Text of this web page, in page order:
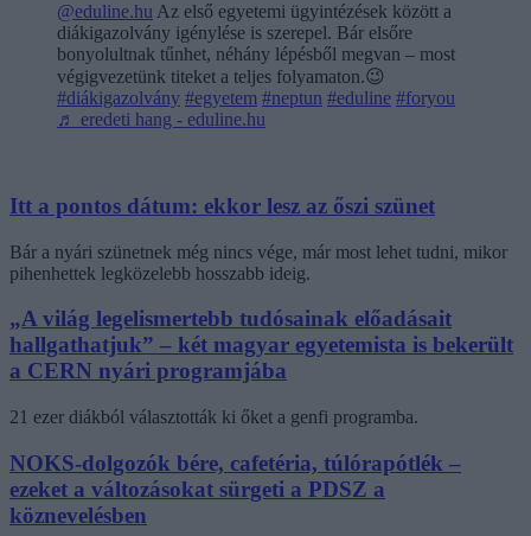
@eduline.hu Az első egyetemi ügyintézések között a
diákigazolvány igénylése is szerepel. Bár elsőre
bonyolultnak tűnhet, néhány lépésből megvan – most
végigvezetünk titeket a teljes folyamaton.😉
#diákigazolvány #egyetem #neptun #eduline #foryou
♬ eredeti hang - eduline.hu
Itt a pontos dátum: ekkor lesz az őszi szünet
Bár a nyári szünetnek még nincs vége, már most lehet tudni, mikor
pihenhettek legközelebb hosszabb ideig.
„A világ legelismertebb tudósainak előadásait
hallgathatjuk” – két magyar egyetemista is bekerült
a CERN nyári programjába
21 ezer diákból választották ki őket a genfi programba.
NOKS-dolgozók bére, cafetéria, túlórapótlék –
ezeket a változásokat sürgeti a PDSZ a
köznevelésben